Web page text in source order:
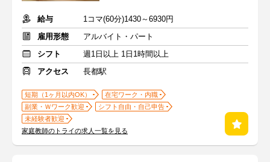
給与
1コマ(60分)1430～6930円
雇用形態
アルバイト・パート
シフト
週1日以上 1日1時間以上
アクセス
長都駅
短期（1ヶ月以内OK）
在宅ワーク・内職
副業・Ｗワーク歓迎
シフト自由・自己申告
未経験者歓迎
家庭教師のトライの求人一覧を見る